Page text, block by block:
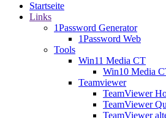
Startseite
Links
1Password Generator
1Password Web
Tools
Win11 Media CT
Win10 Media
Teamviewer
TeamViewer
TeamViewer
TeamViewer